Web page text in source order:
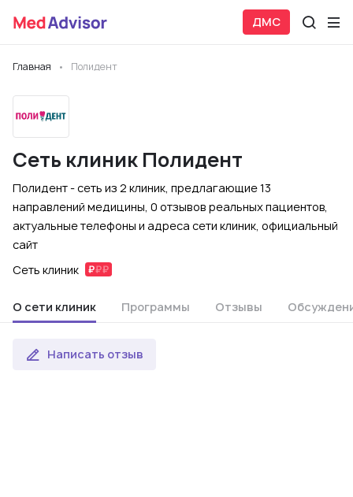
ДМС
Главная Полидент
Сеть клиник Полидент
Полидент - сеть из 2 клиник, предлагающие 13
направлений медицины, 0 отзывов реальных пациентов,
актуальные телефоны и адреса сети клиник, официальный
сайт
Сеть клиник
О сети клиник Программы Отзывы
Написать отзыв